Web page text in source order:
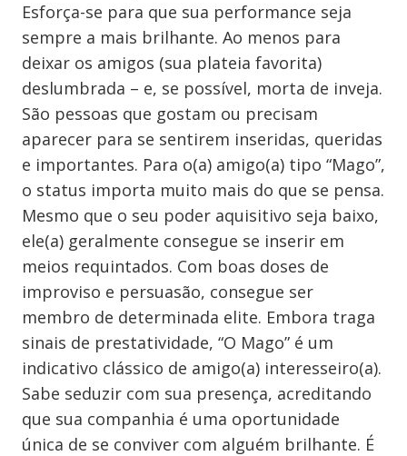
Esforça-se para que sua performance seja
sempre a mais brilhante. Ao menos para
deixar os amigos (sua plateia favorita)
deslumbrada – e, se possível, morta de inveja.
São pessoas que gostam ou precisam
aparecer para se sentirem inseridas, queridas
e importantes. Para o(a) amigo(a) tipo “Mago”,
o status importa muito mais do que se pensa.
Mesmo que o seu poder aquisitivo seja baixo,
ele(a) geralmente consegue se inserir em
meios requintados. Com boas doses de
improviso e persuasão, consegue ser
membro de determinada elite. Embora traga
sinais de prestatividade, “O Mago” é um
indicativo clássico de amigo(a) interesseiro(a).
Sabe seduzir com sua presença, acreditando
que sua companhia é uma oportunidade
única de se conviver com alguém brilhante. É